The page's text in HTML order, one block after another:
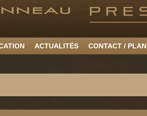
ACTUALITÉS CONTACT / PLAN